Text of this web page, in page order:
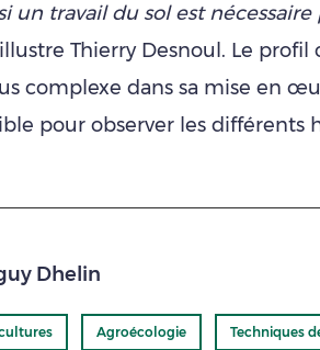
un travail du sol est nécessaire
illustre Thierry Desnoul. Le profil
complexe dans sa mise en
pour observer les différents
Dhelin
Agroécologie Techniques